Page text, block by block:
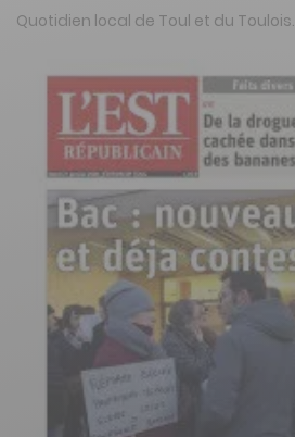
Quotidien local de Toul et du Toulois.